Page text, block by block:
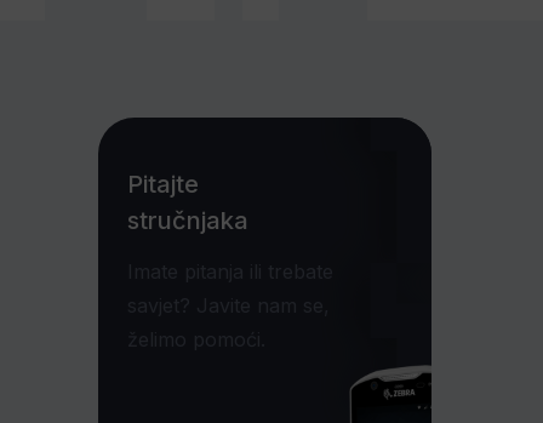
Pitajte
stručnjaka